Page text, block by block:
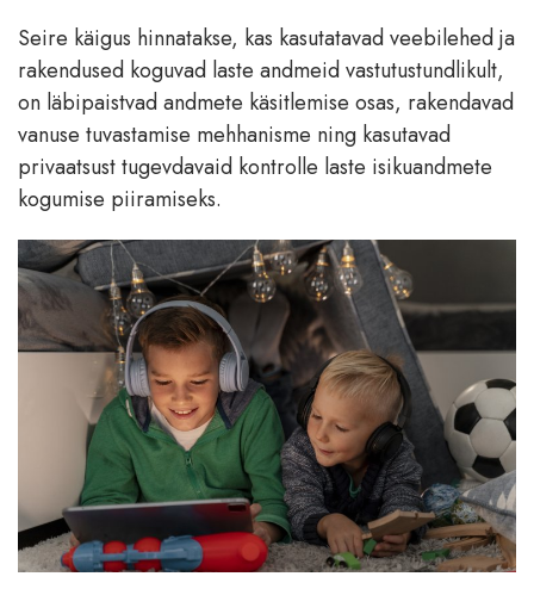
Seire käigus hinnatakse, kas kasutatavad veebilehed ja
rakendused koguvad laste andmeid vastutustundlikult,
on läbipaistvad andmete käsitlemise osas, rakendavad
vanuse tuvastamise mehhanisme ning kasutavad
privaatsust tugevdavaid kontrolle laste isikuandmete
kogumise piiramiseks.